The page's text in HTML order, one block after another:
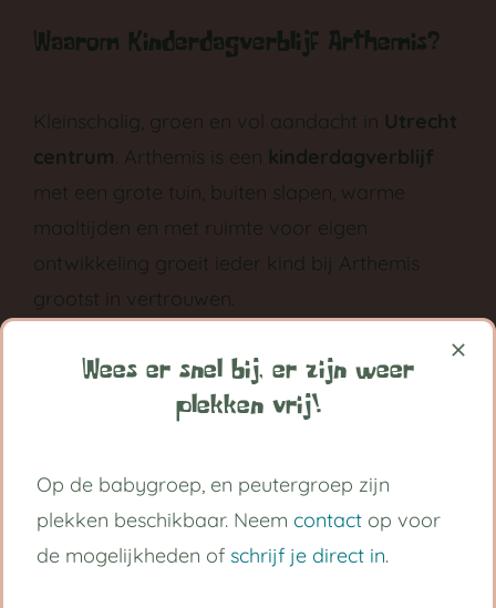
Waarom Kinderdagverblijf Arthemis?
Kleinschalig, groen en vol aandacht in Utrecht
centrum. Arthemis is een kinderdagverblijf
met een grote tuin, buiten slapen, warme
maaltijden en met ruimte voor eigen
ontwikkeling groeit ieder kind bij Arthemis
grootst in vertrouwen.
Volg ons op:
Handige links
Kinderdagverblijf Utrecht Centrum
Wees er snel bij, er zijn weer
plekken vrij!
Op de babygroep, en peutergroep zijn
plekken beschikbaar. Neem contact op voor
de mogelijkheden of schrijf je direct in.